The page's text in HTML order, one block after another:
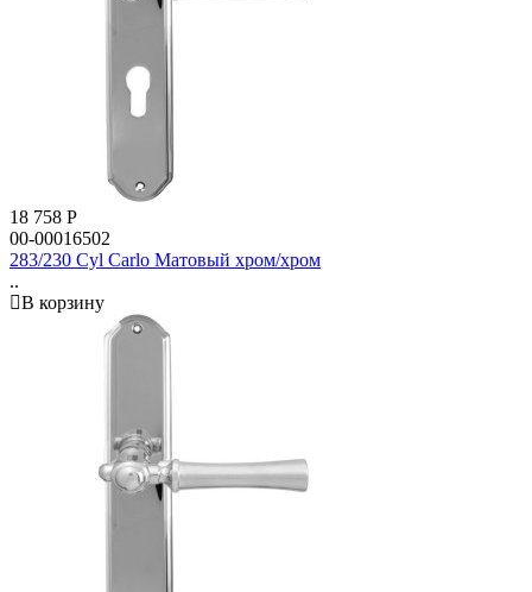
18 758 Р
00-00016502
283/230 Cyl Carlo Матовый хром/хром
..
В корзину